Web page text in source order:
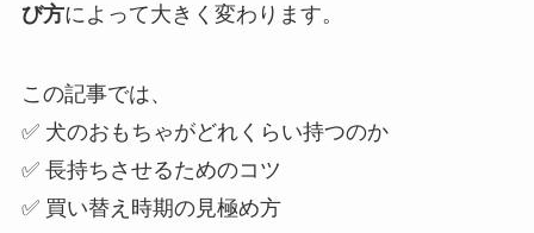
び方によって大きく変わります。
この記事では、
✅ 犬のおもちゃがどれくらい持つのか
✅ 長持ちさせるためのコツ
✅ 買い替え時期の見極め方